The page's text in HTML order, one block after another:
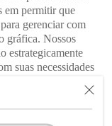
em permitir que
gerenciar com
gráfica. Nossos
estrategicamente
suas necessidades
na
de seus negócios.”